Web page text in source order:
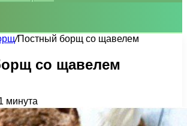
/Постный борщ со щавелем
со щавелем
минута